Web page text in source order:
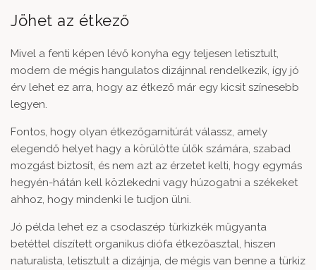
Jöhet az étkező
Mivel a fenti képen lévő konyha egy teljesen letisztult,
modern de mégis hangulatos dizájnnal rendelkezik, így jó
érv lehet ez arra, hogy az étkező már egy kicsit színesebb
legyen.
Fontos, hogy olyan étkezőgarnitúrát válassz, amely
elegendő helyet hagy a körülötte ülők számára, szabad
mozgást biztosít, és nem azt az érzetet kelti, hogy egymás
hegyén-hátán kell közlekedni vagy húzogatni a székeket
ahhoz, hogy mindenki le tudjon ülni.
Jó példa lehet ez a csodaszép türkizkék műgyanta
betéttel díszített organikus diófa étkezőasztal, hiszen
naturalista, letisztult a dizájnja, de mégis van benne a türkiz